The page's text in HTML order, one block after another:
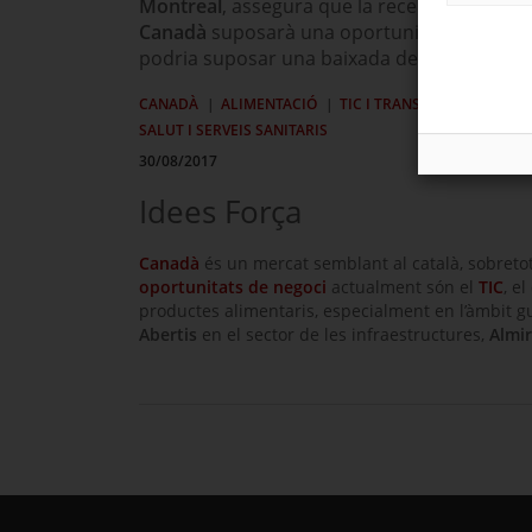
Montreal, assegura que la recent signatura
Canadà suposarà una oportunitat per a les
podria suposar una baixada dels aranzels a
CANADÀ ALIMENTACIÓ TIC I TRANSFORMACIÓ
SALUT I SERVEIS SANITARIS
30/08/2017
Idees Força
Canadà és un mercat semblant al català,
oportunitats de negoci actualment són el TIC,
productes alimentaris, especialment en l’àmbit
Abertis en el sector de les infraestructures,